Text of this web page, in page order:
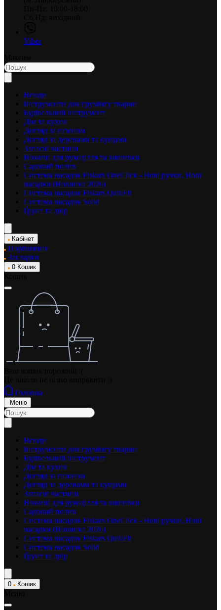
Viber
Всюди
Інструменти для грумінгу тварин
Будівельний інструмент
Дім та кухня
Догляд за газоном
Догляд за деревами та кущами
Запасні частини
Ножиці для рукоділля та вишивки
Садовий полив
Система насадок Fiskars OneClick - Нові ручки, Нові
насадки (Новинка 2026)
Система насадок Fiskars QuikFit
Система насадок Solid
Ґрунт та двір
Кабінет
Порівняння
Закладки
0 Кошик
Головна
Меню
Всюди
Інструменти для грумінгу тварин
Будівельний інструмент
Дім та кухня
Догляд за газоном
Догляд за деревами та кущами
Запасні частини
Ножиці для рукоділля та вишивки
Садовий полив
Система насадок Fiskars OneClick - Нові ручки, Нові
насадки (Новинка 2026)
Система насадок Fiskars QuikFit
Система насадок Solid
Ґрунт та двір
0 Кошик